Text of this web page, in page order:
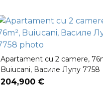
Apartament cu 2 camere,
Buiucani, Василе Лупу 7758
204,900 €